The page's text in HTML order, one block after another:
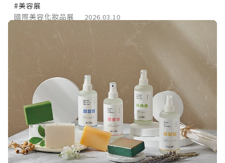
#美容展
國際美容化妝品展
2026.03.10